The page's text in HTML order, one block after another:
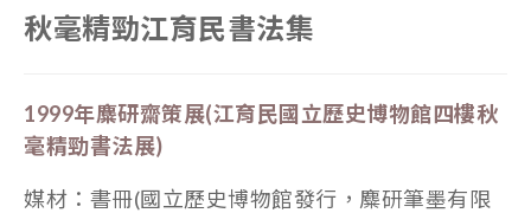
秋毫精勁江育民書法集
1999年麋研齋策展(江育民國立歷史博物館四樓秋
毫精勁書法展)
媒材：書冊(國立歷史博物館發行，麋研筆墨有限